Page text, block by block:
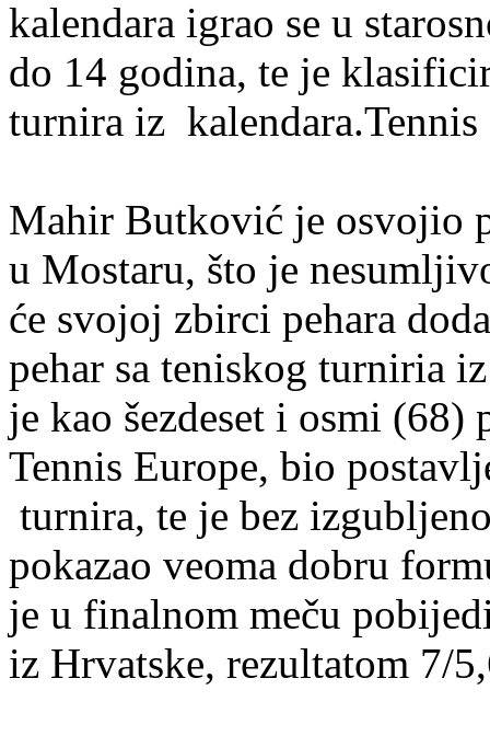
kalendara igrao se u
do 14 godina, te je
turnira iz kalendara.Tennis
Mahir Butković je osvojio
u Mostaru, što je
će svojoj zbirci pehara
pehar sa teniskog turniria
je kao šezdeset i osmi
Tennis Europe, bio
turnira, te je bez
pokazao veoma dobru
je u finalnom meču
iz Hrvatske, rezultatom 7/